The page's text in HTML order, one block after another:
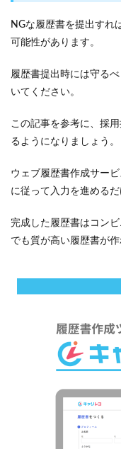
NGな履歴書を提出すれ
可能性があります。
履歴書提出時には守る
いてください。
この記事を参考に、採
るようになりましょう。
ウェブ履歴書作成サー
に従って入力を進める
完成した履歴書はコン
でも質が高い履歴書が作